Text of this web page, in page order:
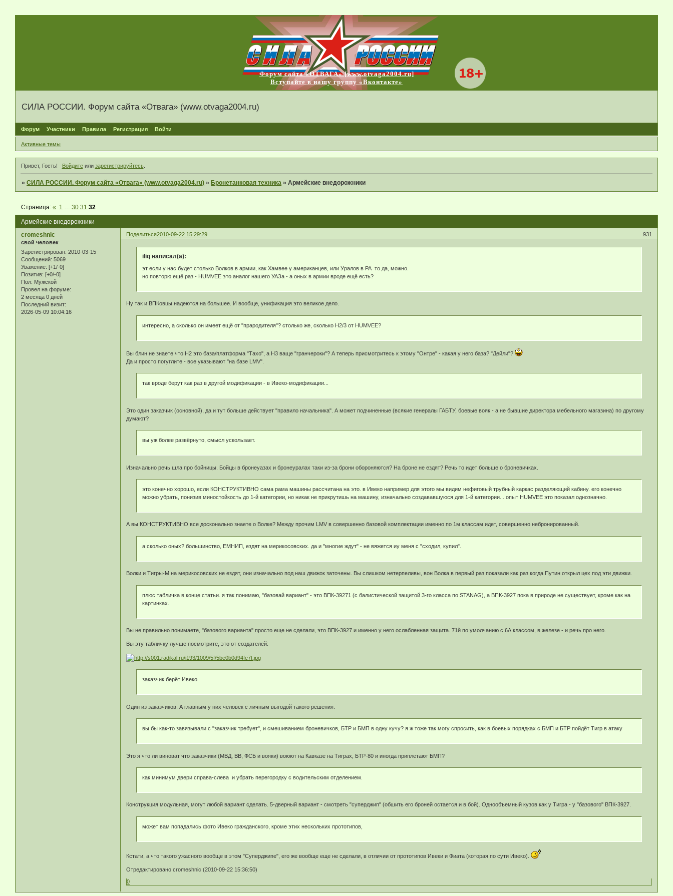
Форум сайта «ОТВАГА» [www.otvaga2004.ru]
Вступайте в нашу группу «Вконтакте»
СИЛА РОССИИ. Форум сайта «Отвага» (www.otvaga2004.ru)
Форум Участники Правила Регистрация Войти
Активные темы
Привет, Гость! Войдитеили зарегистрируйтесь.
»СИЛА РОССИИ. Форум сайта «Отвага» (www.otvaga2004.ru) » Бронетанковая техника »Армейские внедорожники
Армейские внедорожники
Страница:« 1 30 31 32
Поделиться 931
2010-09-22 15:29:29
cromeshnic
свой человек
Зарегистрирован: 2010-03-15
Сообщений: 5069
Уважение: [+1/-0]
Позитив: [+0/-0]
Пол: Мужской
Провел на форуме:
2 месяца 0 дней
Последний визит:
2026-05-09 10:04:16
iliq написал(а):
эт если у нас будет столько Волков в армии, как Хамвее у американцев, или Уралов в РА то да, можно.
но повторю ещё раз - HUMVEE это аналог нашего УАЗа - а оных в армии вроде ещё есть?
Ну так и ВПКовцы надеются на большее. И вообще, унификация это великое дело.
интересно, а сколько он имеет ещё от "прародителя"? столько же, сколько Н2/3 от HUMVEE?
Вы блин не знаете что H2 это база/платформа "Тахо", а Н3 ваще "гранчероки"? А теперь присмотритесь к этому "Онтре" - какая у него база? "Дейли"?
Да и просто погуглите - все указывают "на базе LMV".
так вроде берут как раз в другой модификации - в Ивеко-модификации...
Это один заказчик (основной), да и тут больше действует "правило начальника". А может подчиненные (всякие генералы ГАБТУ, боевые вояк - а не бывшие директора мебельного магазина) по другому
думают?
вы уж более развёрнуто, смысл ускользает.
Изначально речь шла про бойницы. Бойцы в бронеуазах и бронеуралах таки из-за брони обороняются? На броне не ездят? Речь то идет больше о броневичках.
это конечно хорошо, если КОНСТРУКТИВНО сама рама машины рассчитана на это. в Ивеко например для этого мы видим нефиговый трубный каркас разделяющий кабину. его конечно
можно убрать, понизив миностойкость до 1-й категории, но никак не прикрутишь на машину, изначально создававшуюся для 1-й категории... опыт HUMVEE это показал однозначно.
А вы КОНСТРУКТИВНО все досконально знаете о Волке? Между прочим LMV в совершенно базовой комплектации именно по 1м классам идет, совершенно небронированный.
а сколько оных? большинство, ЕМНИП, ездят на мерикосовских. да и "многие ждут" - не вяжется иу меня с "сходил, купил".
Волки и Тигры-М на мерикосовских не ездят, они изначально под наш движок заточены. Вы слишком нетерпеливы, вон Волка в первый раз показали как раз когда Путин открыл цех под эти движки.
плюс табличка в конце статьи. я так понимаю, "базовай вариант" - это ВПК-39271 (с балистической защитой 3-го класса по STANAG), а ВПК-3927 пока в природе не существует, кроме как на
картинках.
Вы не правильно понимаете, "базового варианта" просто еще не сделали, это ВПК-3927 и именно у него ослабленная защита. 71й по умолчанию с 6А классом, в железе - и речь про него.
Вы эту табличку лучше посмотрите, это от создателей:
заказчик берёт Ивеко.
Один из заказчиков. А главным у них человек с личным выгодой такого решения.
вы бы как-то завязывали с "заказчик требует", и смешиванием броневичков, БТР и БМП в одну кучу? я ж тоже так могу спросить, как в боевых порядках с БМП и БТР пойдёт Тигр в атаку
Это я что ли виноват что заказчики (МВД, ВВ, ФСБ и вояки) воюют на Кавказе на Тиграх, БТР-80 и иногда приплетают БМП?
как минимум двери справа-слева и убрать перегородку с водительским отделением.
Конструкция модульная, могут любой вариант сделать. 5-дверный вариант - смотреть "суперджип" (обшить его броней остается и в бой). Однообъемный кузов как у Тигра - у "базового" ВПК-3927.
может вам попадались фото Ивеко гражданского, кроме этих нескольких прототипов,
Кстати, а что такого ужасного вообще в этом "Суперджипе", его же вообще еще не сделали, в отличии от прототипов Ивеки и Фиата (которая по сути Ивеко).
Отредактировано cromeshnic (2010-09-22 15:36:50)
0